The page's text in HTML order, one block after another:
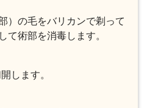
）の毛をバリカンで剃って
て術部を消毒します。
します。